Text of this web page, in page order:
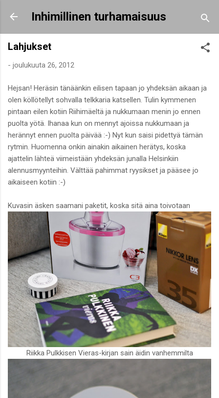
Siirry pääsisältöön
Inhimillinen turhamaisuus
Lahjukset
- joulukuuta 26, 2012
Hejsan! Heräsin tänäänkin eilisen tapaan jo yhdeksän aikaan ja
olen köllötellyt sohvalla telkkaria katsellen. Tulin kymmenen
pintaan eilen kotiin Riihimäeltä ja nukkumaan menin jo ennen
puolta yötä. Ihanaa kun on mennyt ajoissa nukkumaan ja
herännyt ennen puolta päivää :-) Nyt kun saisi pidettyä tämän
rytmin. Huomenna onkin ainakin aikainen herätys, koska
ajattelin lähteä viimeistään yhdeksän junalla Helsinkiin
alennusmyynteihin. Välttää pahimmat ryysikset ja pääsee jo
aikaiseen kotiin :-)
Kuvasin äsken saamani paketit, koska sitä aina toivotaan
Riikka Pulkkisen Vieras-kirjan sain äidin vanhemmilta